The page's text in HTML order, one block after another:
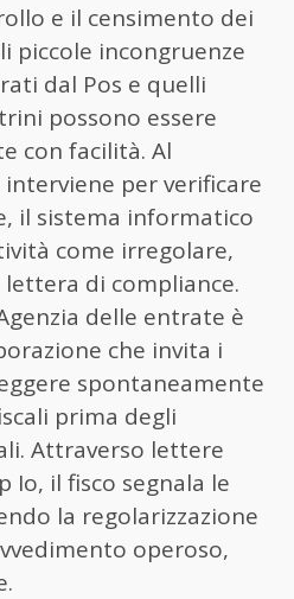
e il censimento dei
piccole incongruenze
dal Pos e quelli
possono essere
con facilità. Al
per verificare
il sistema informatico
come irregolare,
di compliance.
delle entrate è
che invita i
spontaneamente
prima degli
Attraverso lettere
Io, il fisco segnala le
la regolarizzazione
operoso,